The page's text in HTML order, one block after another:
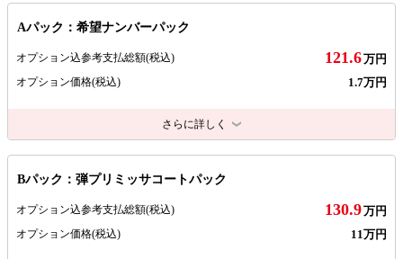
Aパック：希望ナンバーパック
オプション込参考支払総額(税込) 121.6万円
オプション価格(税込) 1.7万円
さらに詳しく
Bパック：弾プリミッサコートパック
オプション込参考支払総額(税込) 130.9万円
オプション価格(税込) 11万円